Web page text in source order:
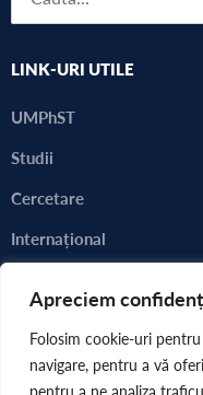
Apreciem
Folosim cookie-uri
navigare, pentru a vă
pentru a ne analiza
LINK-URI UTILE
UMPhST
Studii
Cercetare
Internațional